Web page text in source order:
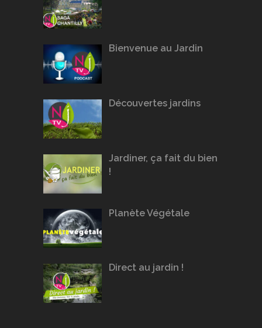
Bienvenue au Jardin
Découvertes jardins
Jardiner, ça fait du bien
!
Planète Végétale
Direct au jardin !